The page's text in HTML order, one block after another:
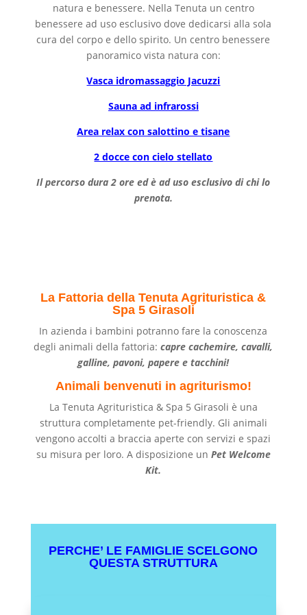
natura e benessere. Nella Tenuta un centro
benessere ad uso esclusivo dove dedicarsi alla sola
cura del corpo e dello spirito. Un centro benessere
panoramico vista natura con:
Vasca idromassaggio Jacuzzi
Sauna ad infrarossi
Area relax con salottino e tisane
2 docce con cielo stellato
Il percorso dura 2 ore ed è ad uso esclusivo di chi lo
prenota.
La Fattoria della Tenuta Agrituristica &
Spa 5 Girasoli
In azienda i bambini potranno fare la conoscenza
degli animali della fattoria:capre cachemire, cavalli,
galline, pavoni, papere e tacchini!
Animali benvenuti in agriturismo!
La Tenuta Agrituristica & Spa 5 Girasoli è una
struttura completamente pet-friendly. Gli animali
vengono accolti a braccia aperte con servizi e spazi
su misura per loro. A disposizione un Pet Welcome
Kit.
PERCHE’ LE FAMIGLIE SCELGONO
QUESTA STRUTTURA